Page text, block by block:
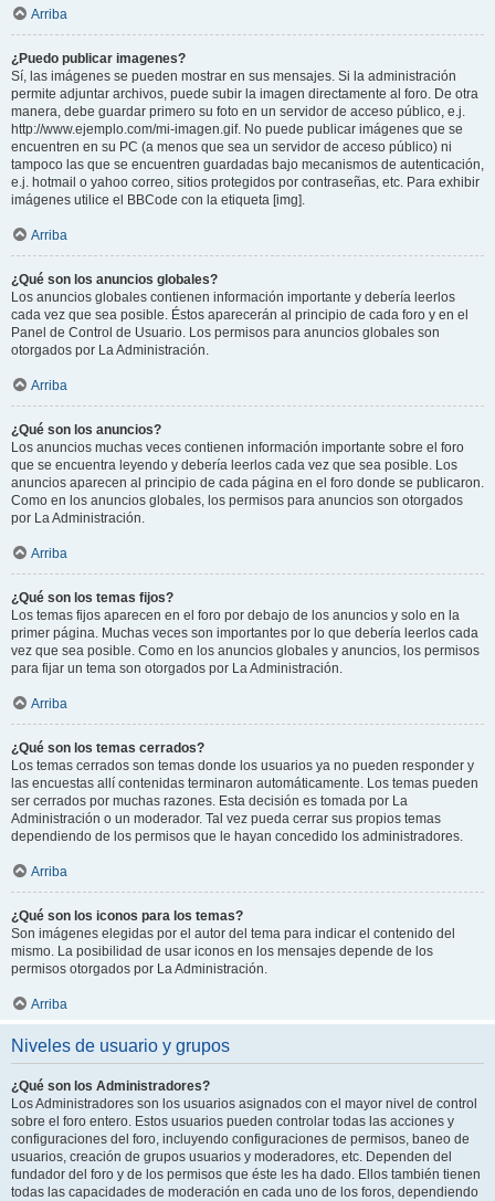
Arriba
¿Puedo publicar imagenes?
Sí, las imágenes se pueden mostrar en sus mensajes. Si la administración
permite adjuntar archivos, puede subir la imagen directamente al foro. De otra
manera, debe guardar primero su foto en un servidor de acceso público, e.j.
http://www.ejemplo.com/mi-imagen.gif. No puede publicar imágenes que se
encuentren en su PC (a menos que sea un servidor de acceso público) ni
tampoco las que se encuentren guardadas bajo mecanismos de autenticación,
e.j. hotmail o yahoo correo, sitios protegidos por contraseñas, etc. Para exhibir
imágenes utilice el BBCode con la etiqueta [img].
Arriba
¿Qué son los anuncios globales?
Los anuncios globales contienen información importante y debería leerlos
cada vez que sea posible. Éstos aparecerán al principio de cada foro y en el
Panel de Control de Usuario. Los permisos para anuncios globales son
otorgados por La Administración.
Arriba
¿Qué son los anuncios?
Los anuncios muchas veces contienen información importante sobre el foro
que se encuentra leyendo y debería leerlos cada vez que sea posible. Los
anuncios aparecen al principio de cada página en el foro donde se publicaron.
Como en los anuncios globales, los permisos para anuncios son otorgados
por La Administración.
Arriba
¿Qué son los temas fijos?
Los temas fijos aparecen en el foro por debajo de los anuncios y solo en la
primer página. Muchas veces son importantes por lo que debería leerlos cada
vez que sea posible. Como en los anuncios globales y anuncios, los permisos
para fijar un tema son otorgados por La Administración.
Arriba
¿Qué son los temas cerrados?
Los temas cerrados son temas donde los usuarios ya no pueden responder y
las encuestas allí contenidas terminaron automáticamente. Los temas pueden
ser cerrados por muchas razones. Esta decisión es tomada por La
Administración o un moderador. Tal vez pueda cerrar sus propios temas
dependiendo de los permisos que le hayan concedido los administradores.
Arriba
¿Qué son los iconos para los temas?
Son imágenes elegidas por el autor del tema para indicar el contenido del
mismo. La posibilidad de usar iconos en los mensajes depende de los
permisos otorgados por La Administración.
Arriba
Niveles de usuario y grupos
¿Qué son los Administradores?
Los Administradores son los usuarios asignados con el mayor nivel de control
sobre el foro entero. Estos usuarios pueden controlar todas las acciones y
configuraciones del foro, incluyendo configuraciones de permisos, baneo de
usuarios, creación de grupos usuarios y moderadores, etc. Dependen del
fundador del foro y de los permisos que éste les ha dado. Ellos también tienen
todas las capacidades de moderación en cada uno de los foros, dependiendo